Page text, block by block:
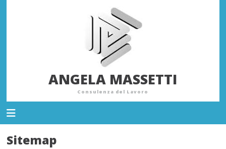
ANGELA MASSETTI
Consulenza del Lavoro
Sitemap